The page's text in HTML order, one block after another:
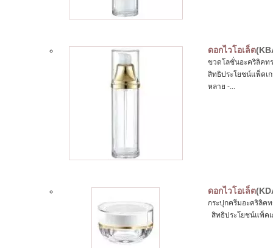
ดอกไวโอเล็ต
ขวดโลชั่นอะคริลิ
สิทธิประโยชน์แพ็ค
หลาย -...
ดอกไวโอเล็ต
กระปุกครีมอะคริลิ
สิทธิประโยชน์แพ็ค